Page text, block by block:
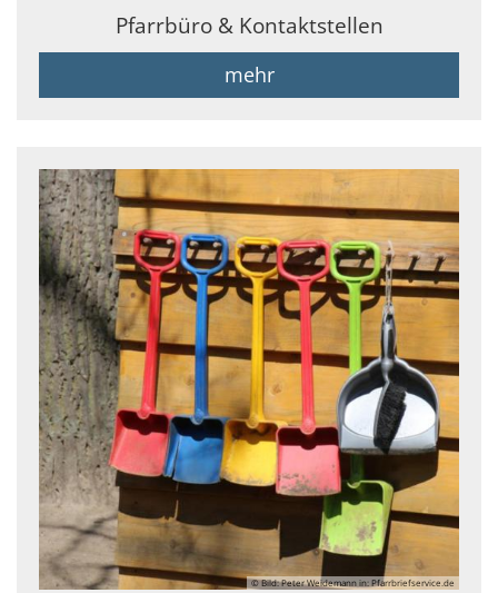
Pfarrbüro & Kontaktstellen
mehr
© Bild: Peter Weidemann in: Pfarrbriefservice.de